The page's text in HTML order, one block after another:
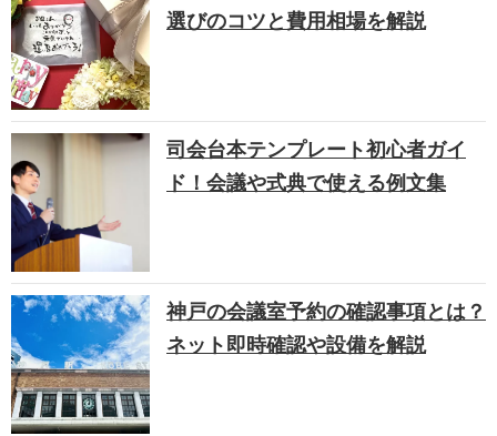
選びのコツと費用相場を解説
司会台本テンプレート初心者ガイ
ド！会議や式典で使える例文集
神戸の会議室予約の確認事項とは？
ネット即時確認や設備を解説